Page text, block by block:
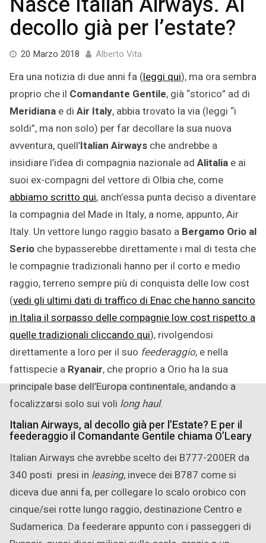
decollo già per l’estate?
20 Marzo 2018
2022
Alberto Vita
Era una notizia di due anni fa (leggi qui), ma ora sembra
proprio che il Comandante Gentile, già “storico” ad di
Meridiana e di Air Italy, abbia trovato la via (leggi “i
soldi”, ma non solo) per far decollare la sua nuova
avventura, quell’Italian Airways che andrebbe a
insidiare l’idea di compagnia nazionale ad Alitalia e ai
suoi ex-compagni del vettore di Olbia che, come
abbiamo scritto qui, anch’essa punta deciso a diventare
la compagnia del Made in Italy, a nome, appunto, Air
Italy. Un vettore lungo raggio basato a Bergamo Orio al
Serio che bypasserebbe direttamente i mal di testa che
le compagnie tradizionali hanno per il corto e medio
raggio, terreno sempre più di conquista delle low cost
(vedi gli ultimi dati di traffico di Enac che hanno sancito
in Italia il sorpasso delle compagnie low cost rispetto a
quelle tradizionali cliccando qui), rivolgendosi
direttamente a loro per il suo feederaggio, e nella
fattispecie a Ryanair, che proprio a Orio ha la sua
principale base dell’Europa continentale, andando a
focalizzarsi solo sui voli long haul.
Italian Airways, al decollo già per l’Estate? E per il
feederaggio il Comandante Gentile chiama O’Leary
Italian Airways che avrebbe scelto dei B777-200ER da
340 posti presi in leasing, invece dei B787 come si
diceva due anni fa, per collegare lo scalo orobico con
cinque/sei rotte lungo raggio, destinazione Centro e
Sudamerica. Da feederare appunto con i passeggeri di